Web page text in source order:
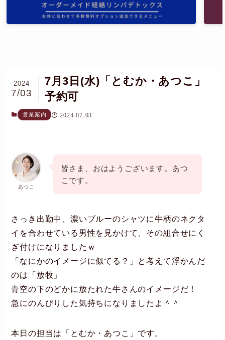
7月3日(水)「とむか・あつこ」
予約可
2024
7/03
営業案内 2024-07-03
あつこ
皆さま、おはようございます。あつ
こです。
さっき出勤中、濃いブルーのシャツに牛柄のネクタ
イを合わせている男性を見かけて、その組合せにく
ぎ付けになりましたｗ
「なにかのイメージに似てる？」と考えて浮かんだ
のは「放牧」
青空の下のどかに放たれた牛さんのイメージだ！
急にのんびりした気持ちになりましたよ＾＾
本日の担当は「とむか・あつこ」です。